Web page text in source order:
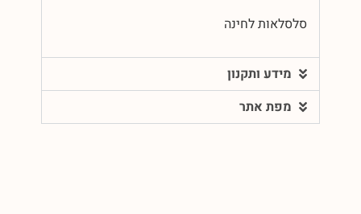
סלסלאות לחינה
מידע ותקנון
מפת אתר